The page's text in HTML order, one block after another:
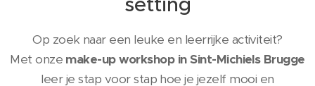
Op zoek naar een leuke en leerrijke activiteit?
Met onze make-up workshop in Sint-Michiels Brugge
leer je stap voor stap hoe je jezelf mooi en